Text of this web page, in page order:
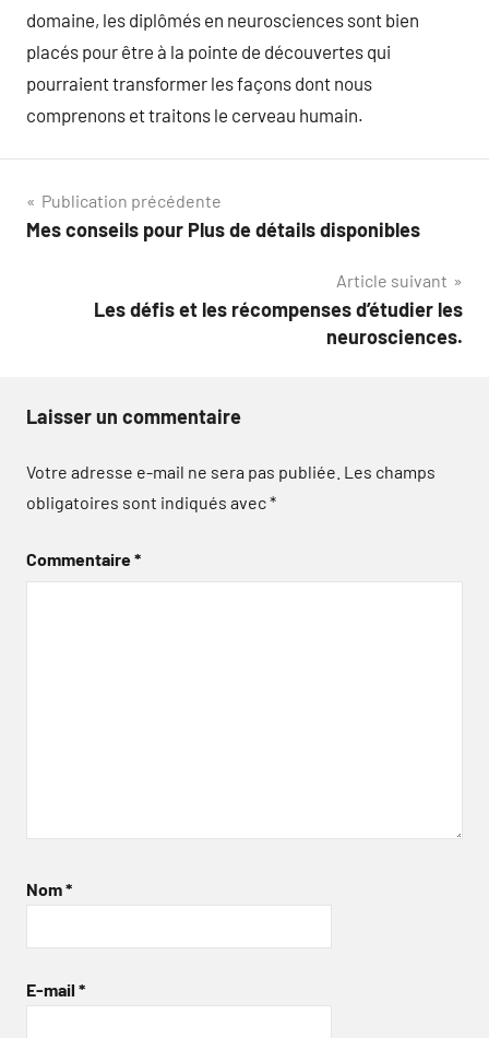
domaine, les diplômés en neurosciences sont bien
placés pour être à la pointe de découvertes qui
pourraient transformer les façons dont nous
comprenons et traitons le cerveau humain.
Navigation
de
Publication précédente
Mes conseils pour Plus de détails disponibles
Article suivant
Les défis et les récompenses d’étudier les
neurosciences.
Laisser un commentaire
Votre adresse e-mail ne sera pas publiée. Les champs
obligatoires sont indiqués avec*
Commentaire*
Nom*
E-mail *